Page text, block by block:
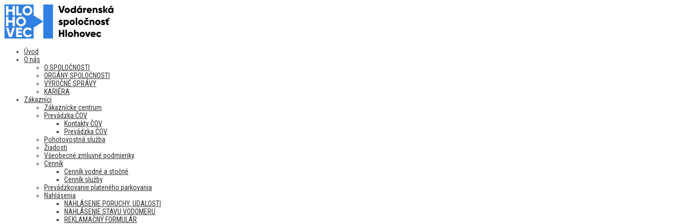
Úvod
O nás
O SPOLOČNOSTI
ORGÁNY SPOLOČNOSTI
VÝROČNÉ SPRÁVY
KARIÉRA
Zákazníci
Zákaznícke centrum
Prevádzka ČOV
Kontakty ČOV
Prevádzka ČOV
Pohotovostná služba
Žiadosti
Všeobecné zmluvné podmienky
Cenník
Cenník vodné a stočné
Cenník služby
Prevádzkovanie plateného parkovania
Nahlásenia
NAHLÁSENIE PORUCHY, UDALOSTI
NAHLÁSENIE STAVU VODOMERU
REKLAMAČNÝ FORMULÁR